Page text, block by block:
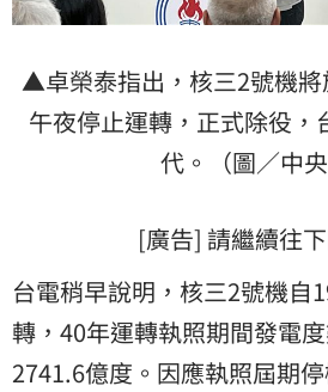
▲卓榮泰指出，核三2號機將
午夜停止運轉，正式除役，
代。（圖／中央
[廣告] 請繼續往
台電稍早說明，核三2號機自
轉，40年運轉執照期間發電
2741.6億度。因應執照屆期